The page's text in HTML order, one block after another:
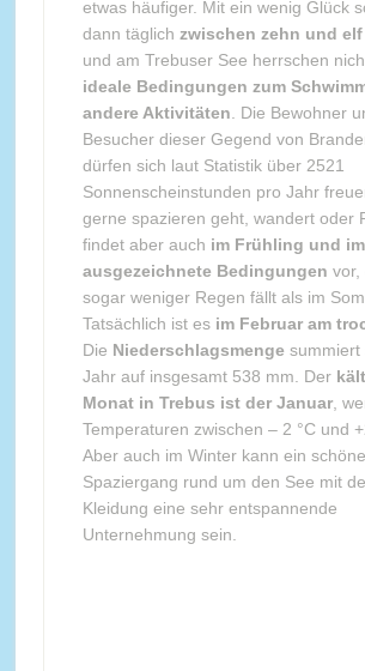
etwas häufiger. Mit ein wenig Glück
dann täglich zwischen zehn und
und am Trebuser See herrschen
ideale Bedingungen zum
andere Aktivitäten . Die Bewohner
Besucher dieser Gegend von
dürfen sich laut Statistik über 2521
Sonnenscheinstunden pro Jahr
gerne spazieren geht, wandert oder
findet aber auch im Frühling und
ausgezeichnete Bedingungen vor,
sogar weniger Regen fällt als im
Tatsächlich ist es im Februar am
Die Niederschlagsmenge summiert
Jahr auf insgesamt 538 mm. Der
Monat in Trebus ist der Januar,
Temperaturen zwischen – 2 °C und
Aber auch im Winter kann ein
Spaziergang rund um den See mit
Kleidung eine sehr entspannende
Unternehmung sein.